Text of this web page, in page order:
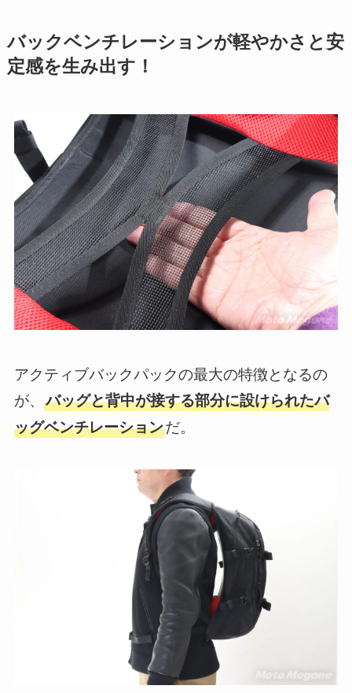
バックベンチレーションが軽やかさと安
定感を生み出す！
アクティブバックパックの最大の特徴となるの
が、 バッグと背中が接する部分に設けられたバ
ッグベンチレーションだ。